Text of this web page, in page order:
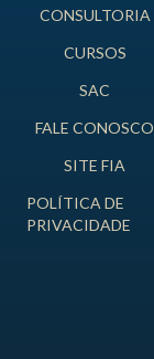
CONSULTORIA
CURSOS
SAC
FALE CONOSCO
SITE FIA
POLÍTICA DE
PRIVACIDADE